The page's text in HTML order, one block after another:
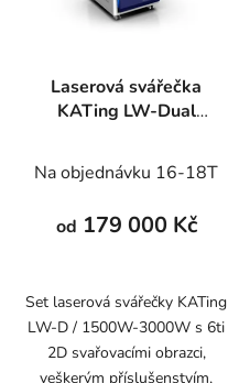
Laserová svářečka
KATing LW-Dual
Na objednávku 16-18T
od 179 000 Kč
Set laserová svářečky KATing
LW-D / 1500W-3000W s 6ti
2D svařovacími obrazci,
veškerým příslušenstvím,